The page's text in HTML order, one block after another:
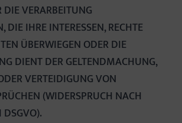
VERARBEITUNG
DIE IHRE INTERESSEN, RECHTE
ÜBERWIEGEN ODER DIE
DIENT DER GELTENDMACHUNG,
VERTEIDIGUNG VON
(WIDERSPRUCH NACH
DSGVO).